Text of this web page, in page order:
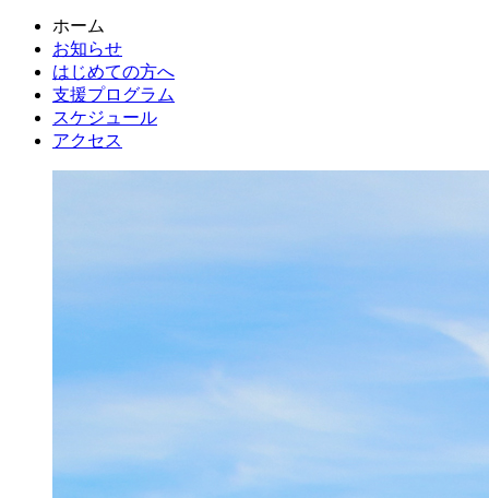
ホーム
お知らせ
はじめての方へ
支援プログラム
スケジュール
アクセス